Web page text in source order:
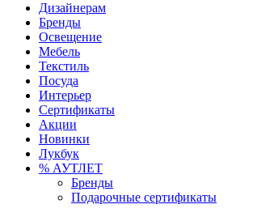
Дизайнерам
Бренды
Освещение
Мебель
Текстиль
Посуда
Интерьер
Сертификаты
Акции
Новинки
Лукбук
% АУТЛЕТ
Бренды
Подарочные сертификаты